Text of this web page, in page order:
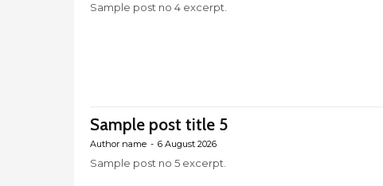
Sample post no 4 excerpt.
Sample post title 5
Author name - 6 August 2026
Sample post no 5 excerpt.